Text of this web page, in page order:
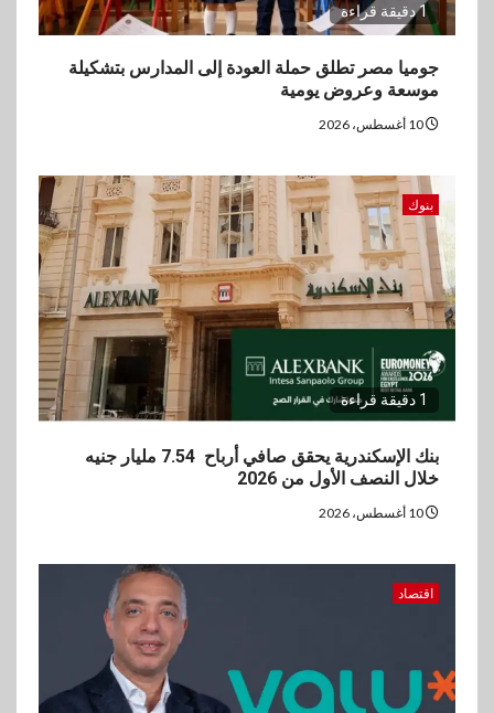
1 دقيقة قراءة
جوميا مصر تطلق حملة العودة إلى المدارس بتشكيلة
موسعة وعروض يومية
بنوك
1 دقيقة قراءة
بنك الإسكندرية يحقق صافي أرباح 7.54 مليار جنيه
خلال النصف الأول من 2026
اقتصاد